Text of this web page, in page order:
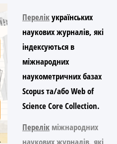
Перелікукраїнських
наукових журналів, які
індексуються в
міжнародних
наукометричних базах
Scopus та/або Web of
Science Core Collection.
Перелік міжнародних